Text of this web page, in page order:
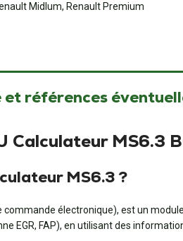
Midlum, Renault Premium
références
Calculateur MS6.3
MS6.3 ?
commande électronique), est un
EGR, FAP), en utilisant des